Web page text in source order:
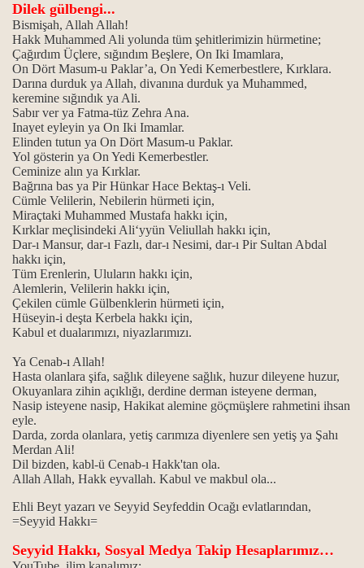
Dilek gülbengi...
Bismişah, Allah Allah!
Hakk Muhammed Ali yolunda tüm şehitlerimizin hürmetine;
Çağırdım Üçlere, sığındım Beşlere, On Iki Imamlara,
On Dört Masum-u Paklar’a, On Yedi Kemerbestlere, Kırklara.
Darına durduk ya Allah, divanına durduk ya Muhammed,
keremine sığındık ya Ali.
Sabır ver ya Fatma-tüz Zehra Ana.
Inayet eyleyin ya On Iki Imamlar.
Elinden tutun ya On Dört Masum-u Paklar.
Yol gösterin ya On Yedi Kemerbestler.
Ceminize alın ya Kırklar.
Bağrına bas ya Pir Hünkar Hace Bektaş-ı Veli.
Cümle Velilerin, Nebilerin hürmeti için,
Miraçtaki Muhammed Mustafa hakkı için,
Kırklar meçlisindeki Ali‘yyün Veliullah hakkı için,
Dar-ı Mansur, dar-ı Fazlı, dar-ı Nesimi, dar-ı Pir Sultan Abdal
hakkı için,
Tüm Erenlerin, Uluların hakkı için,
Alemlerin, Velilerin hakkı için,
Çekilen cümle Gülbenklerin hürmeti için,
Hüseyin-i deşta Kerbela hakkı için,
Kabul et dualarımızı, niyazlarımızı.
Ya Cenab-ı Allah!
Hasta olanlara şifa, sağlık dileyene sağlık, huzur dileyene huzur,
Okuyanlara zihin açıklığı, derdine derman isteyene derman,
Nasip isteyene nasip, Hakikat alemine göçmüşlere rahmetini ihsan
eyle.
Darda, zorda olanlara, yetiş carımıza diyenlere sen yetiş ya Şahı
Merdan Ali!
Dil bizden, kabl-ü Cenab-ı Hakk'tan ola.
Allah Allah, Hakk eyvallah. Kabul ve makbul ola...
Ehli Beyt yazarı ve Seyyid Seyfeddin Ocağı evlatlarından,
=Seyyid Hakkı=
Seyyid Hakkı, Sosyal Medya Takip Hesaplarımız…